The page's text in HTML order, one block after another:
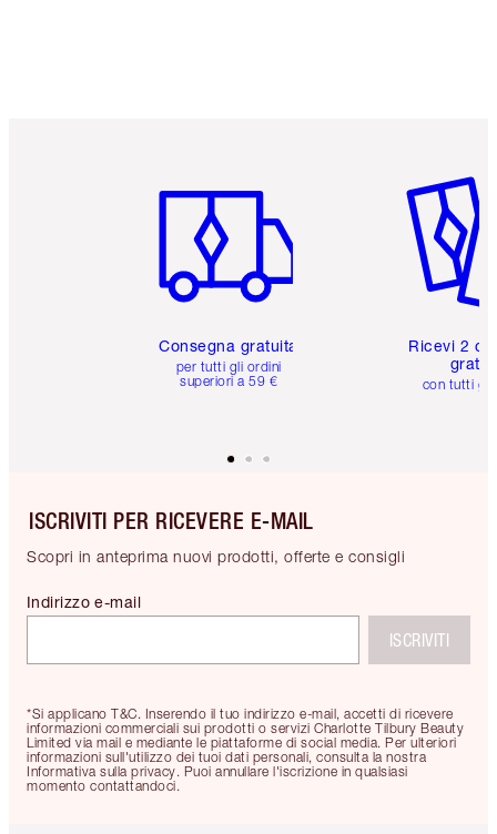
Consegna gratuita
per tutti gli ordini
superiori a 59 €
Ricevi 2
con tutti gli
ISCRIVITI PER RICEVERE E-MAIL
Scopri in anteprima nuovi prodotti, offerte e consigli
*Si applicano T&C. Inserendo il tuo indirizzo e-mail, accetti di ricevere
informazioni commerciali sui prodotti o servizi Charlotte Tilbury Beauty
Limited via mail e mediante le piattaforme di social media. Per ulteriori
informazioni sull'utilizzo dei tuoi dati personali, consulta la nostra
Informativa sulla privacy. Puoi annullare l'iscrizione in qualsiasi
momento contattandoci.
Indirizzo e-mail
ISCRIVITI